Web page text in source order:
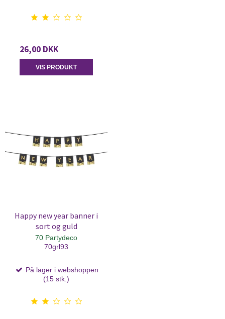
26,00 DKK
VIS PRODUKT
Happy new year banner i
sort og guld
70 Partydeco
70grl93
På lager i webshoppen
(15 stk.)